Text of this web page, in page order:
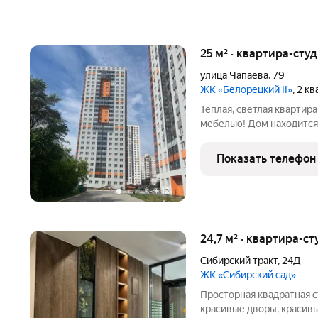
+12
25 м² · квартира-
улица Чапаева,79
ЖК «Белорецкий II», 2
Теплая, светлая
мебелью! Дом
окна выходят на юг,
тепло! Дом
Показать телефон
24,7 м² · квартира-
Сибирский тракт, 24Д
ЖК «Сибирский сад»
Просторная квадратная
красивые дворы,